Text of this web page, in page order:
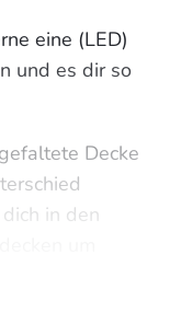
eine (LED)
und es dir so
Decke
in den